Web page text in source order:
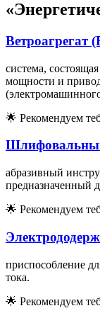
Ветроагрегат
система,
мощности и
🌟 Рекомендуем
абразивный
предназначенный
🌟 Рекомендуем
приспособление
тока.
🌟 Рекомендуем